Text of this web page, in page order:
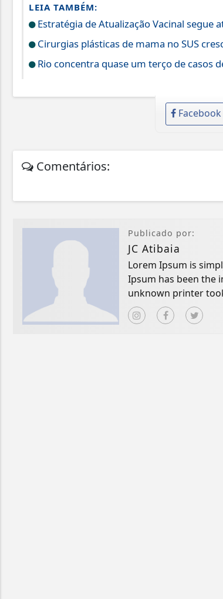
LEIA TAMBÉM:
Estratégia de Atualização Vacinal segue
Cirurgias plásticas de mama no SUS
Rio concentra quase um terço de casos
Facebook
Comentários:
Publicado por:
JC Atibaia
Lorem Ipsum is
Ipsum has been the
unknown printer
book.